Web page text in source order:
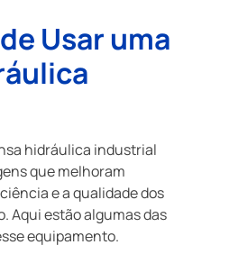
Usar uma
hidráulica industrial
que melhoram
e a qualidade dos
Aqui estão algumas das
equipamento.